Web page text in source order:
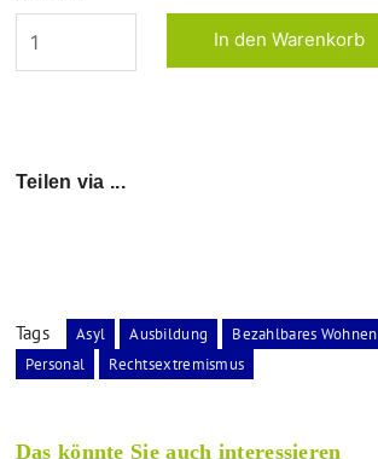
Teilen via ...
Tags Asyl Ausbildung Bezahlbares Wohnen
Personal
Rechtsextremismus
Das könnte Sie auch interessieren